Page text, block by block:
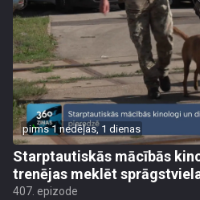
pirms 1 nedēļas, 1 dienas
Starptautiskās mācībās
trenējas meklēt
407. epizode